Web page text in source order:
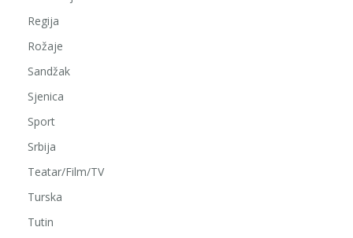
Regija
Rožaje
Sandžak
Sjenica
Sport
Srbija
Teatar/Film/TV
Turska
Tutin